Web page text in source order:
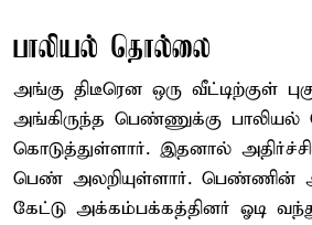
பாலியல் தொல்லை
அங்கு திடீரென ஒரு வீட்டிற்குள்
அங்கிருந்த பெண்ணுக்கு
கொடுத்துள்ளார். இதனால்
பெண் அலறியுள்ளார். பெண்ணின்
கேட்டு அக்கம்பக்கத்தினர் ஓடி